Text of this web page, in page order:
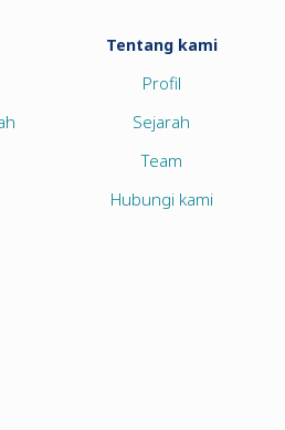
Tentang kami
Profil
Sejarah
Team
Hubungi kami